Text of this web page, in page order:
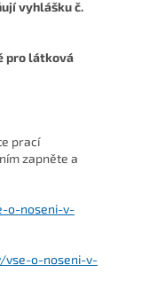
vyhlášku č.
pro látková
prací
zapněte a
o-noseni-v-
o-noseni-v-